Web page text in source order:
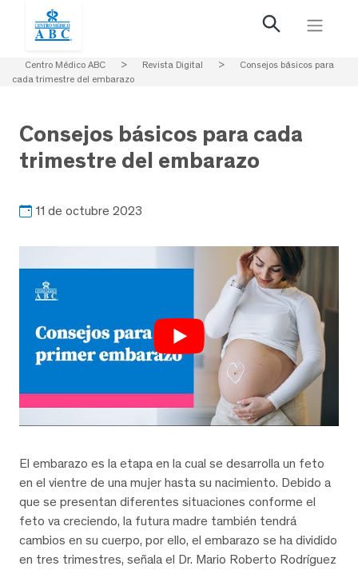
Centro Médico ABC > Revista Digital >
Consejos básicos para
cada trimestre del embarazo
Consejos básicos para cada
trimestre del embarazo
11 de octubre 2023
El embarazo es la etapa en la cual se desarrolla un feto
en el vientre de una mujer hasta su nacimiento. Debido a
que se presentan diferentes situaciones conforme el
feto va creciendo, la futura madre también tendrá
cambios en su cuerpo, por ello, el embarazo se ha dividido
en tres trimestres, señala el Dr. Mario Roberto Rodríguez